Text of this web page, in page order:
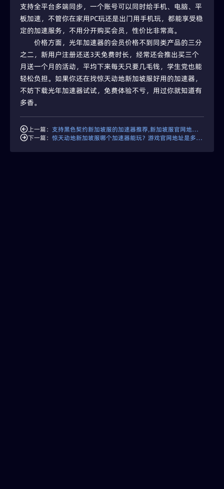
支持全平台多端同步，一个账号可以同时给手机、电脑、平
板加速，不管你在家用PC玩还是出门用手机玩，都能享受稳
定的加速服务，不用分开购买会员，性价比非常高。
价格方面，光年加速器的会员价格不到同类产品的三分
之二，新用户注册还送3天免费时长，经常还会推出买三个
月送一个月的活动，平均下来每天只要几毛钱，学生党也能
轻松负担。如果你还在找惊天动地新加坡服好用的加速器，
不妨下载光年加速器试试，免费体验不亏，用过你就知道有
多香。
上一篇：
支持黑色契约新加坡服的加速器推荐,新加坡服官网地址是多少？
下一篇：
惊天动地新加坡服哪个加速器能玩？游戏官网地址是多少？